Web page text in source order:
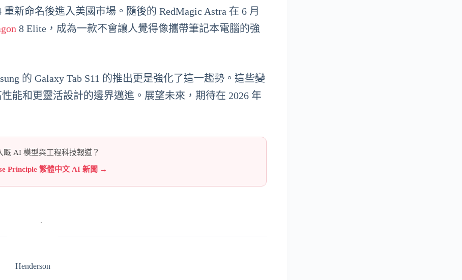
新命名後進入美國市場。隨後的 RedMagic Astra 在 6 月
8 Elite，成為一款不會讓人覺得像攜帶筆記本電腦的強
的 Galaxy Tab S11 的推出更是強化了這一趨勢。這些變
能和更靈活設計的邊界邁進。展望未來，期待在 2026 年
嘅 AI 模型與工程科技報道？
Principle 繁體中文 AI 新聞 →
Henderson